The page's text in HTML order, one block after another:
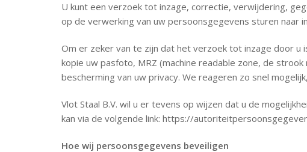
U kunt een verzoek tot inzage, correctie, verwijdering,
op de verwerking van uw persoonsgegevens sturen naar
Om er zeker van te zijn dat het verzoek tot inzage door u
kopie uw pasfoto, MRZ (machine readable zone, de
bescherming van uw privacy. We reageren zo snel
Vlot Staal B.V. wil u er tevens op wijzen dat u de
kan via de volgende link: https://
Hoe wij persoonsgegevens beveiligen